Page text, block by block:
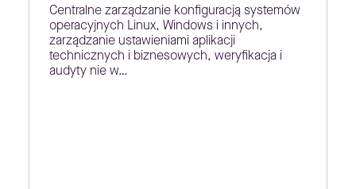
Centralne zarządzanie konfiguracją systemów
operacyjnych Linux, Windows i innych,
zarządzanie ustawieniami aplikacji
technicznych i biznesowych, weryfikacja i
audyty nie w…